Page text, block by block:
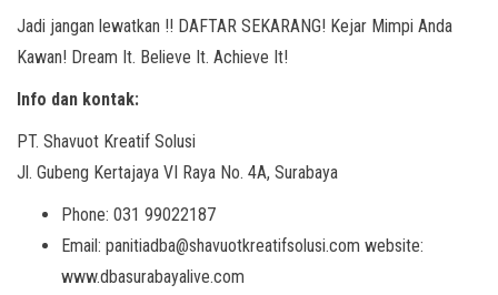
Jadi jangan lewatkan !! DAFTAR SEKARANG! Kejar Mimpi Anda
Kawan! Dream It. Believe It. Achieve It!
Info dan kontak:
PT. Shavuot Kreatif Solusi
Jl. Gubeng Kertajaya VI Raya No. 4A, Surabaya
Phone: 031 99022187
Email: panitiadba@shavuotkreatifsolusi.com website:
www.dbasurabayalive.com